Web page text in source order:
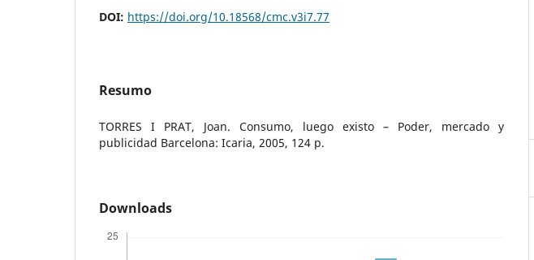
DOI: https://doi.org/10.18568/cmc.v3i7.77
Resumo
TORRES I PRAT, Joan. Consumo, luego existo – Poder, mercado y
publicidad Barcelona: Icaria, 2005, 124 p.
Downloads